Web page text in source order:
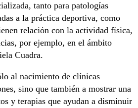
tanto para patologías
a la práctica deportiva, como
relación con la actividad física,
por ejemplo, en el ámbito
Cuadra.
al nacimiento de clínicas
sino que también a mostrar una
y terapias que ayudan a disminuir